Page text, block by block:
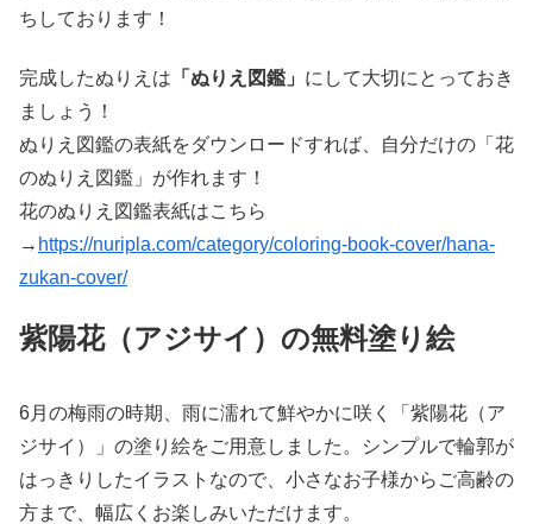
ちしております！
完成したぬりえは 「ぬりえ図鑑」 にして大切にとっておき
ましょう！
ぬりえ図鑑の表紙をダウンロードすれば、自分だけの「花
のぬりえ図鑑」が作れます！
花のぬりえ図鑑表紙はこちら
→ https://nuripla.com/category/coloring-book-cover/hana-
zukan-cover/
紫陽花（アジサイ）の無料塗り絵
6月の梅雨の時期、雨に濡れて鮮やかに咲く「紫陽花（ア
ジサイ）」の塗り絵をご用意しました。シンプルで輪郭が
はっきりしたイラストなので、小さなお子様からご高齢の
方まで、幅広くお楽しみいただけます。